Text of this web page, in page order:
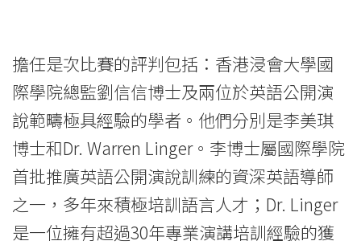
香
港
浸
會
大
擔任是次比賽的評判包括：香港浸會大學國
際學院總監劉信信博士及兩位於英語公開演
說範疇極具經驗的學者。他們分別是李美琪
博士和Dr. Warren Linger。李博士屬國際學院
首批推廣英語公開演說訓練的資深英語導師
之一，多年來積極培訓語言人才；Dr. Linger
是一位擁有超過30年專業演講培訓經驗的獲